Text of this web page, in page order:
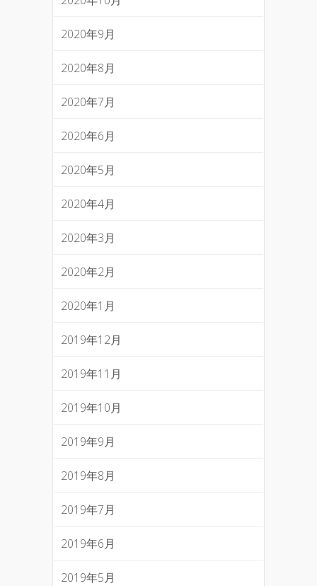
2020年9月
2020年8月
2020年7月
2020年6月
2020年5月
2020年4月
2020年3月
2020年2月
2020年1月
2019年12月
2019年11月
2019年10月
2019年9月
2019年8月
2019年7月
2019年6月
2019年5月